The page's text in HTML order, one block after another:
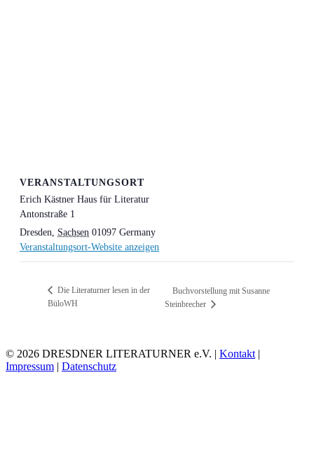
VERANSTALTUNGSORT
Erich Kästner Haus für Literatur
Antonstraße 1
Dresden
Sachsen 01097 Germany
Veranstaltungsort-Website anzeigen
Die Literaturner lesen in der
BüloWH
Buchvorstellung mit Susanne
Steinbrecher
© 2026 DRESDNER LITERATURNER e.V. | Kontakt |
Impressum | Datenschutz